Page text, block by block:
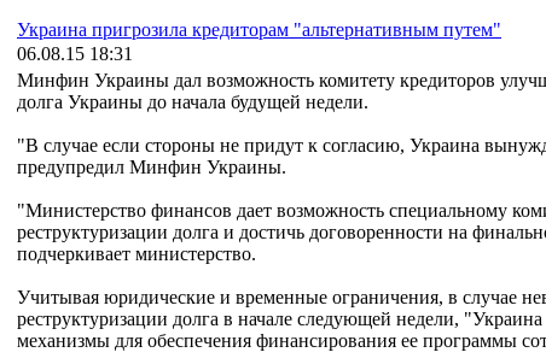
Украина пригрозила кредиторам "альтернативным путем"
06.08.15 18:31
Минфин Украины дал возможность комитету кредиторов
долга Украины до начала будущей недели.
"В случае если стороны не придут к согласию, Украина
предупредил Минфин Украины.
"Министерство финансов дает возможность специальному
реструктуризации долга и достичь договоренности на
подчеркивает министерство.
Учитывая юридические и временные ограничения, в случае
реструктуризации долга в начале следующей недели,
механизмы для обеспечения финансирования ее программы